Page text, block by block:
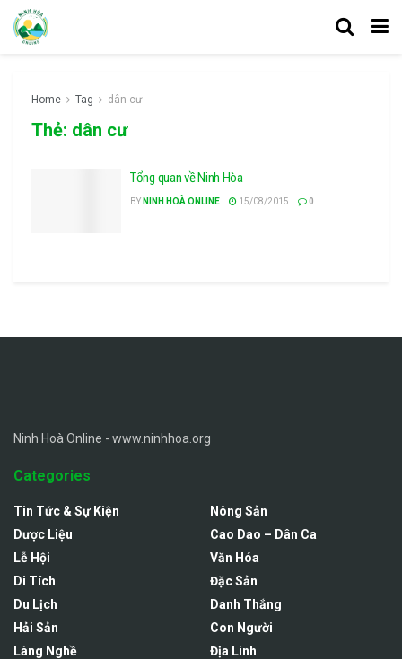
Home Tag dân cư
Thẻ: dân cư
Tổng quan về Ninh Hòa
BY NINH HOÀ ONLINE 15/08/2015 0
Ninh Hoà Online - www.ninhhoa.org
Categories
Tin Tức & Sự Kiện
Dược Liệu
Lễ Hội
Di Tích
Du Lịch
Hải Sản
Làng Nghề
Nông Sản
Cao Dao – Dân Ca
Văn Hóa
Đặc Sản
Danh Thắng
Con Người
Địa Linh